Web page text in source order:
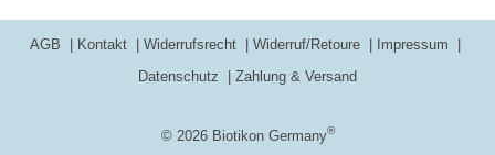
© 2026 Biotikon Germany®
AGB Kontakt Widerrufsrecht Widerruf/Retoure
Impressum
Datenschutz
Zahlung & Versand